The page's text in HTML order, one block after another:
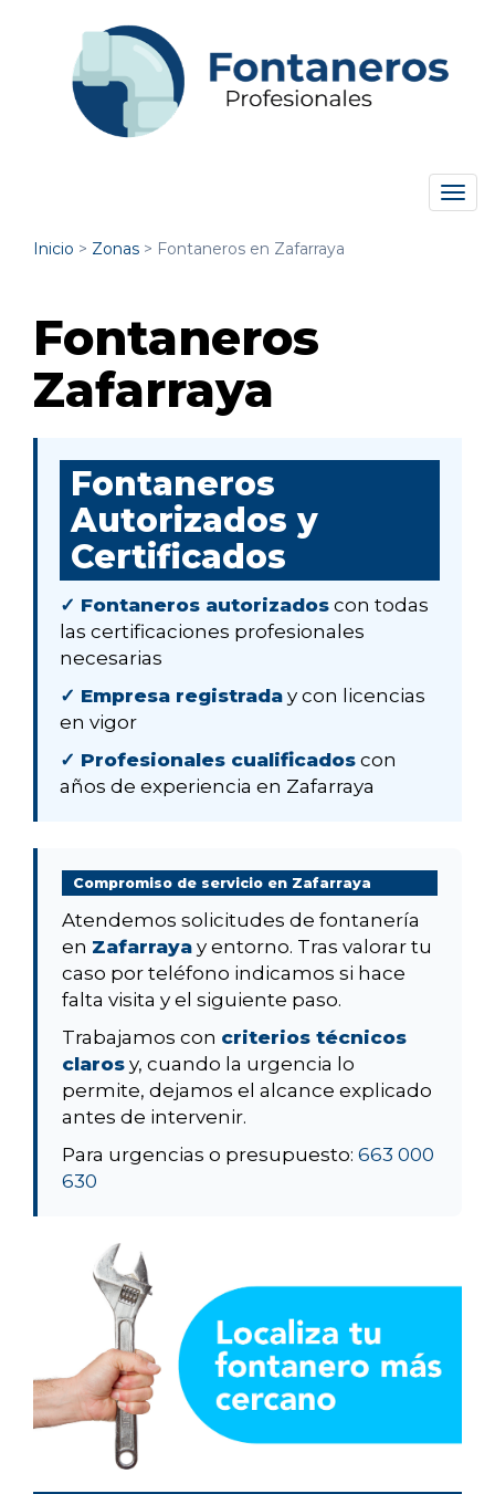
Inicio > Zonas > Fontaneros en Zafarraya
Fontaneros
Zafarraya
Fontaneros
Autorizados y
Certificados
✓ Fontaneros autorizados con todas
las certificaciones profesionales
necesarias
✓ Empresa registrada y con licencias
en vigor
✓ Profesionales cualificados con
años de experiencia en Zafarraya
Compromiso de servicio en Zafarraya
Atendemos solicitudes de fontanería
en Zafarraya y entorno. Tras valorar tu
caso por teléfono indicamos si hace
falta visita y el siguiente paso.
Trabajamos con criterios técnicos
claros y, cuando la urgencia lo
permite, dejamos el alcance explicado
antes de intervenir.
Para urgencias o presupuesto: 663 000
630